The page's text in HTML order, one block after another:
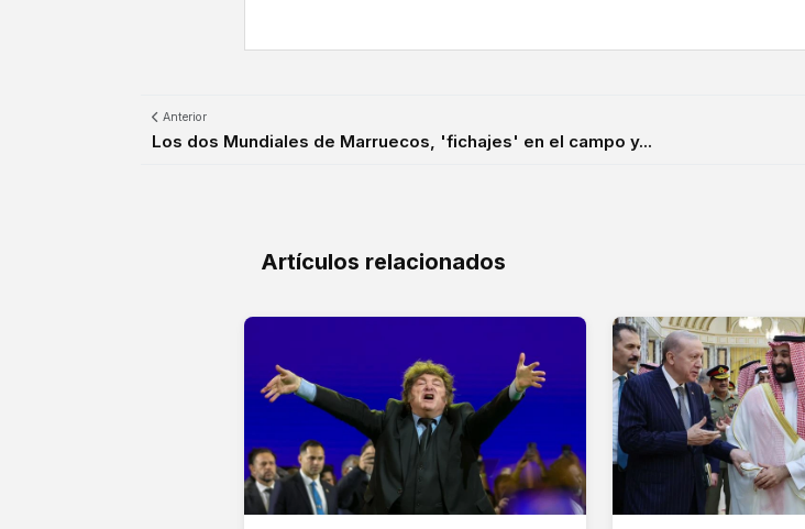
Anterior
Los dos Mundiales de Marruecos, 'fichajes' en el campo y...
Artículos relacionados